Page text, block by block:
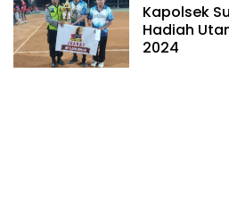
Kapolsek
Hadiah
2024